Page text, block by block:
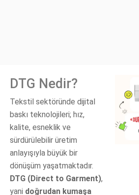
DTG Nedir?
Tekstil sektöründe dijital
baskı teknolojileri; hız,
kalite, esneklik ve
sürdürülebilir üretim
anlayışıyla büyük bir
dönüşüm yaşatmaktadır.
DTG (Direct to Garment),
yani doğrudan kumaşa